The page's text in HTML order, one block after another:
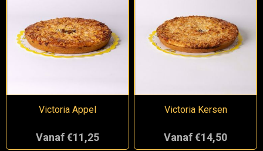
Victoria Appel
Vanaf €11,25
Victoria Kersen
Vanaf €14,50